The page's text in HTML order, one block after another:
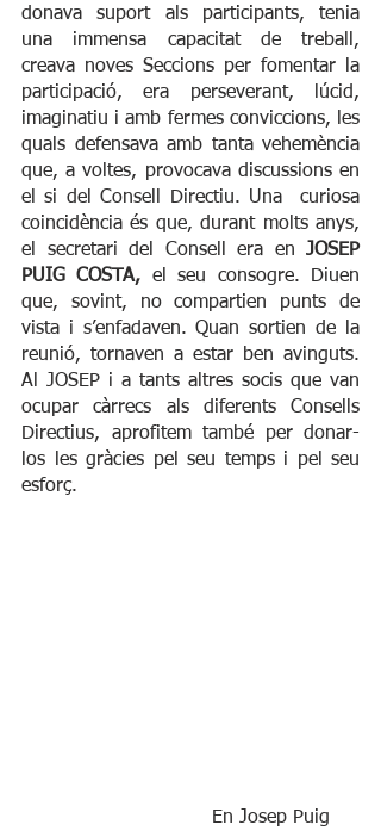
donava suport als participants, tenia
una immensa capacitat de treball,
creava noves Seccions per fomentar la
participació, era perseverant, lúcid,
imaginatiu i amb fermes conviccions, les
quals defensava amb tanta vehemència
que, a voltes, provocava discussions en
el si del Consell Directiu. Una  curiosa
coincidència és que, durant molts anys,
el secretari del Consell era en JOSEP
PUIG COSTA, el seu consogre. Diuen
que, sovint, no compartien punts de
vista i s’enfadaven. Quan sortien de la
reunió, tornaven a estar ben avinguts.
Al JOSEP i a tants altres socis que van
ocupar càrrecs als diferents Consells
Directius, aprofitem també per donar-
los les gràcies pel seu temps i pel seu
esforç.